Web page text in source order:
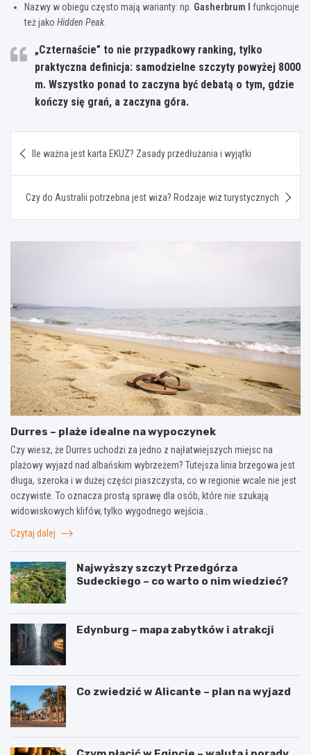
Nazwy w obiegu często mają warianty: np. Gasherbrum I
funkcjonuje
też jako Hidden Peak
„Czternaście” to nie przypadkowy ranking, tylko
praktyczna definicja: samodzielne szczyty powyżej 8000
m. Wszystko ponad to zaczyna być debatą o tym, gdzie
kończy się grań, a zaczyna góra.
wpisu
Ile ważna jest karta EKUZ? Zasady przedłużania i wyjątki
Czy do Australii potrzebna jest wiza? Rodzaje wiz turystycznych
Durres – plaże idealne na wypoczynek
Czy wiesz, że Durres uchodzi za jedno z najłatwiejszych miejsc na
plażowy wyjazd nad albańskim wybrzeżem? Tutejsza linia brzegowa jest
długa, szeroka i w dużej części piaszczysta, co w regionie wcale nie jest
oczywiste. To oznacza prostą sprawę dla osób, które nie szukają
widowiskowych klifów, tylko wygodnego wejścia…
Czytaj dalej
Najwyższy szczyt Przedgórza
Sudeckiego – co warto o nim wiedzieć?
Edynburg – mapa zabytków i atrakcji
Co zwiedzić w Alicante – plan na wyjazd